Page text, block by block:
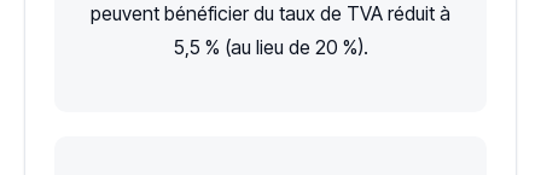
peuvent bénéficier du taux de TVA réduit à
5,5 % (au lieu de 20 %).